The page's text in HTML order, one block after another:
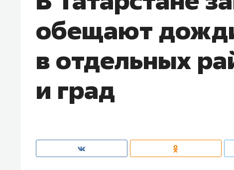
обещают
в отдельных
и град